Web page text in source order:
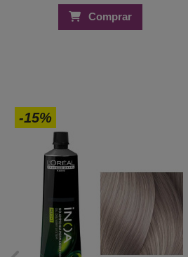
Comprar
-15%